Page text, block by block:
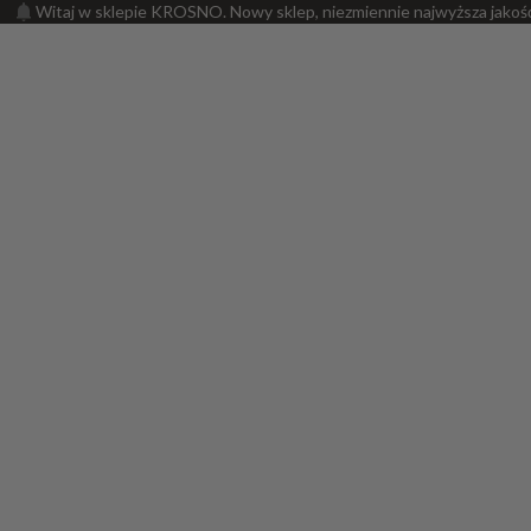
Witaj w sklepie KROSNO. Nowy sklep, niezmiennie najwyższa